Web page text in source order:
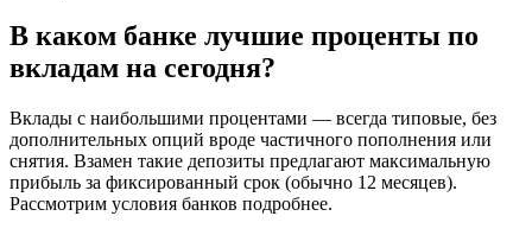
В каком банке лучшие проценты по
вкладам на сегодня?
Вклады с наибольшими процентами — всегда типовые, без
дополнительных опций вроде частичного пополнения или
снятия. Взамен такие депозиты предлагают максимальную
прибыль за фиксированный срок (обычно 12 месяцев).
Рассмотрим условия банков подробнее.